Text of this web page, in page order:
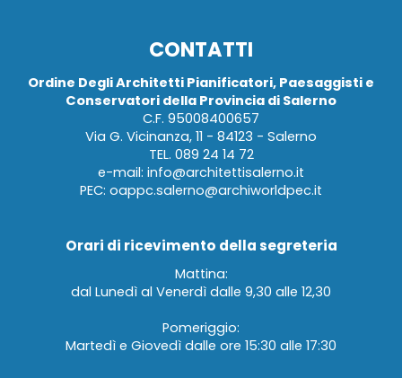
CONTATTI
Ordine Degli Architetti Pianificatori, Paesaggisti e
Conservatori della Provincia di Salerno
C.F. 95008400657
Via G. Vicinanza, 11 - 84123 - Salerno
TEL. 089 24 14 72
e-mail: info@architettisalerno.it
PEC: oappc.salerno@archiworldpec.it
Orari di ricevimento della segreteria
Mattina:
dal Lunedì al Venerdì dalle 9,30 alle 12,30
Pomeriggio:
Martedì e Giovedì dalle ore 15:30 alle 17:30